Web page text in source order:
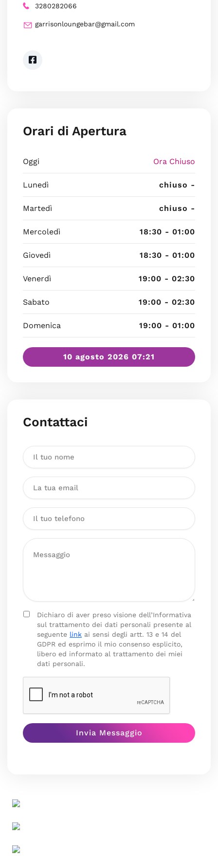
3280282066
garrisonloungebar@gmail.com
Orari di Apertura
Oggi Ora Chiuso
Lunedì chiuso -
Martedì chiuso -
Mercoledì 18:30 - 01:00
Giovedì 18:30 - 01:00
Venerdì 19:00 - 02:30
Sabato 19:00 - 02:30
Domenica 19:00 - 01:00
10 agosto 2026 07:21
Contattaci
Dichiaro di aver preso visione dell’Informativa
sul trattamento dei dati personali presente al
seguente link ai sensi degli artt. 13 e 14 del
GDPR ed esprimo il mio consenso esplicito,
libero ed informato al trattamento dei miei
dati personali.